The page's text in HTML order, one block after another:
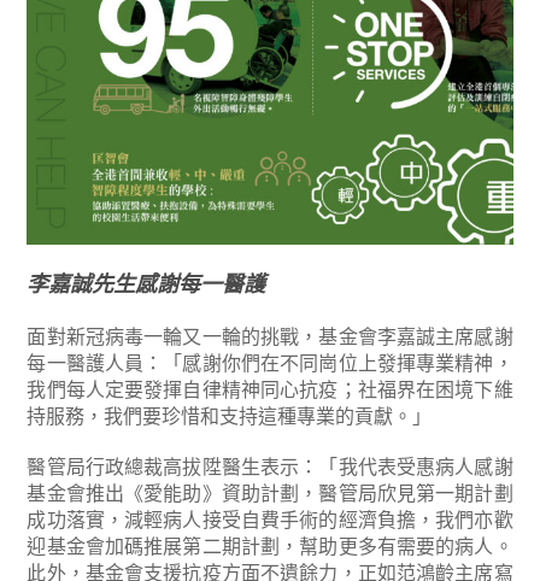
李嘉誠先生感謝每一醫護
面對新冠病毒一輪又一輪的挑戰，基金會李嘉誠主席感謝
每一醫護人員：「感謝你們在不同崗位上發揮專業精神，
我們每人定要發揮自律精神同心抗疫；社福界在困境下維
持服務，我們要珍惜和支持這種專業的貢獻。」
醫管局行政總裁高拔陞醫生表示：「我代表受惠病人感謝
基金會推出《愛能助》資助計劃，醫管局欣見第一期計劃
成功落實，減輕病人接受自費手術的經濟負擔，我們亦歡
迎基金會加碼推展第二期計劃，幫助更多有需要的病人。
此外，基金會支援抗疫方面不遺餘力，正如范鴻齡主席寫